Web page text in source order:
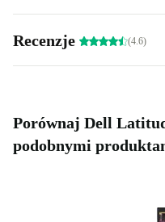
Recenzje (4.6)
Porównaj Dell
podobnymi